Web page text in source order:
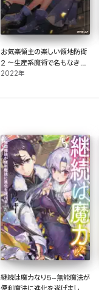
お気楽領主の楽しい領地防衛
2 ～生産系魔術で名もなき村
を最強の城塞都市に～
2022年
継続は魔力なり5~無能魔法が